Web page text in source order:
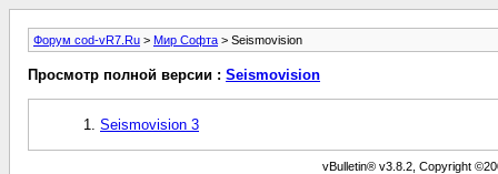
Форум cod-vR7.Ru > Мир Софта > Seismovision
Просмотр полной версии : Seismovision
Seismovision 3
vBulletin® v3.8.2, Copyright